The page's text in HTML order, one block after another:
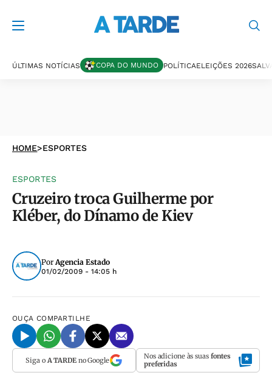
ÚLTIMAS NOTÍCIAS COPA DO MUNDO POLÍTICAELEIÇÕES 2026
HOME>ESPORTES
ESPORTES
Cruzeiro troca Guilherme por
Kléber, do Dínamo de Kiev
PorAgencia Estado
01/02/2009 - 14:05 h
OUÇA COMPARTILHE
Siga o A TARDEno Google Nos adicione às suas fontes
preferidas